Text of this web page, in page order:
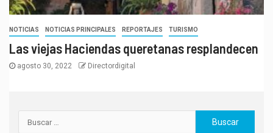
NOTICIAS NOTICIAS PRINCIPALES REPORTAJES TURISMO
Las viejas Haciendas queretanas resplandecen
agosto 30, 2022 Directordigital